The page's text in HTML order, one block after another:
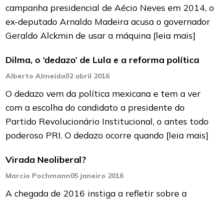
campanha presidencial de Aécio Neves em 2014, o
ex-deputado Arnaldo Madeira acusa o governador
Geraldo Alckmin de usar a máquina [leia mais]
Dilma, o ‘dedazo’ de Lula e a reforma política
Alberto Almeida02 abril 2016
O dedazo vem da política mexicana e tem a ver
com a escolha do candidato a presidente do
Partido Revolucionário Institucional, o antes todo
poderoso PRI. O dedazo ocorre quando [leia mais]
Virada Neoliberal?
Marcio Pochmann05 janeiro 2016
A chegada de 2016 instiga a refletir sobre a